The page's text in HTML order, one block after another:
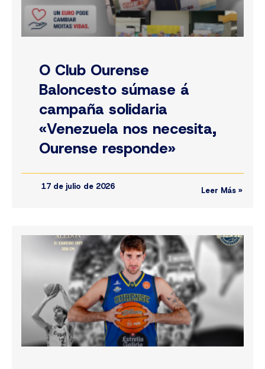
O Club Ourense
Baloncesto súmase á
campaña solidaria
«Venezuela nos necesita,
Ourense responde»
Leer Más »
17 de julio de 2026